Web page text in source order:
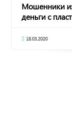
Мошенники
деньги с
18.03.2020